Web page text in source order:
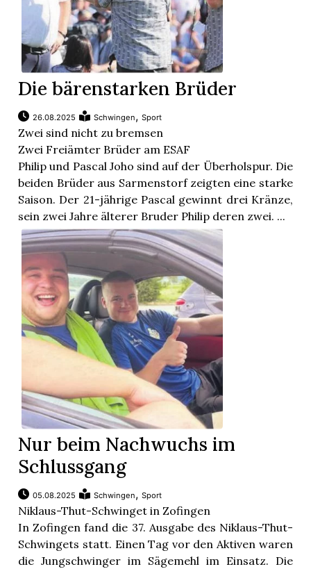
Die bärenstarken Brüder
26.08.2025 Schwingen,Sport
Zwei sind nicht zu bremsen
Zwei Freiämter Brüder am ESAF
Philip und Pascal Joho sind auf der Überholspur. Die
beiden Brüder aus Sarmenstorf zeigten eine starke
Saison. Der 21-jährige Pascal gewinnt drei Kränze,
sein zwei Jahre älterer Bruder Philip deren zwei. ...
Nur beim Nachwuchs im
Schlussgang
05.08.2025 Schwingen,Sport
Niklaus-Thut-Schwinget in Zofingen
In Zofingen fand die 37. Ausgabe des Niklaus-Thut-
Schwingets statt. Einen Tag vor den Aktiven waren
die Jungschwinger im Sägemehl im Einsatz. Die